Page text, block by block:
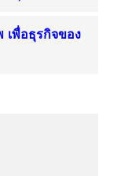
เพื่อธุรกิจของ